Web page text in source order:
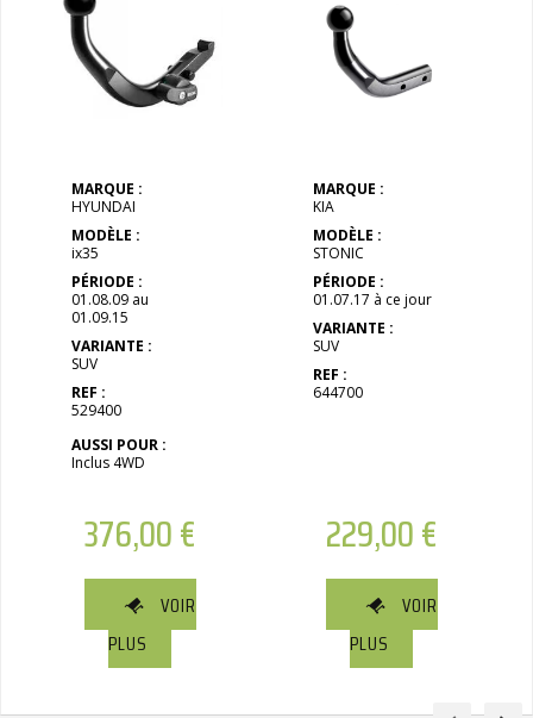
MARQUE :
HYUNDAI
MODÈLE :
ix35
PÉRIODE :
01.08.09 au
01.09.15
VARIANTE :
SUV
REF :
529400
AUSSI POUR :
Inclus 4WD
376,00€
VOIR
PLUS
MARQUE :
KIA
MODÈLE :
STONIC
PÉRIODE :
01.07.17 à ce jour
VARIANTE :
SUV
REF :
644700
229,00€
VOIR
PLUS